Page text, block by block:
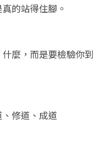
的站得住腳。
麼，而是要檢驗你到
修道、成道